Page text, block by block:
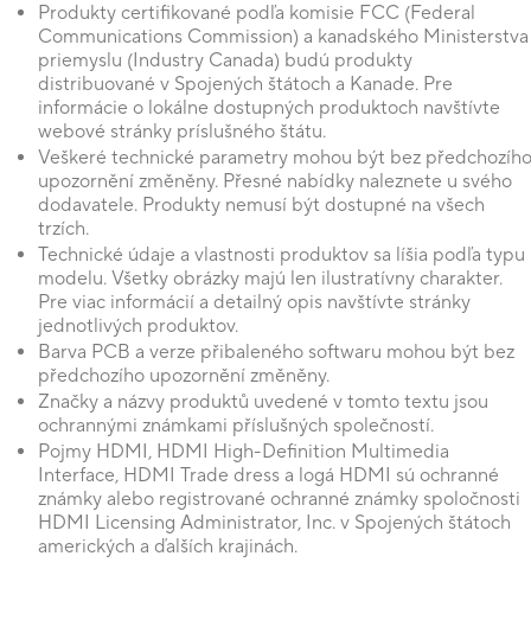
Produkty certifikované podľa komisie FCC (Federal
Communications Commission) a kanadského Ministerstva
priemyslu (Industry Canada) budú produkty
distribuované v Spojených štátoch a Kanade. Pre
informácie o lokálne dostupných produktoch navštívte
webové stránky príslušného štátu.
Veškeré technické parametry mohou být bez předchozího
upozornění změněny. Přesné nabídky naleznete u svého
dodavatele. Produkty nemusí být dostupné na všech
trzích.
Technické údaje a vlastnosti produktov sa líšia podľa typu
modelu. Všetky obrázky majú len ilustratívny charakter.
Pre viac informácií a detailný opis navštívte stránky
jednotlivých produktov.
Barva PCB a verze přibaleného softwaru mohou být bez
předchozího upozornění změněny.
Značky a názvy produktů uvedené v tomto textu jsou
ochrannými známkami příslušných společností.
Pojmy HDMI, HDMI High-Definition Multimedia
Interface, HDMI Trade dress a logá HDMI sú ochranné
známky alebo registrované ochranné známky spoločnosti
HDMI Licensing Administrator, Inc. v Spojených štátoch
amerických a ďalších krajinách.